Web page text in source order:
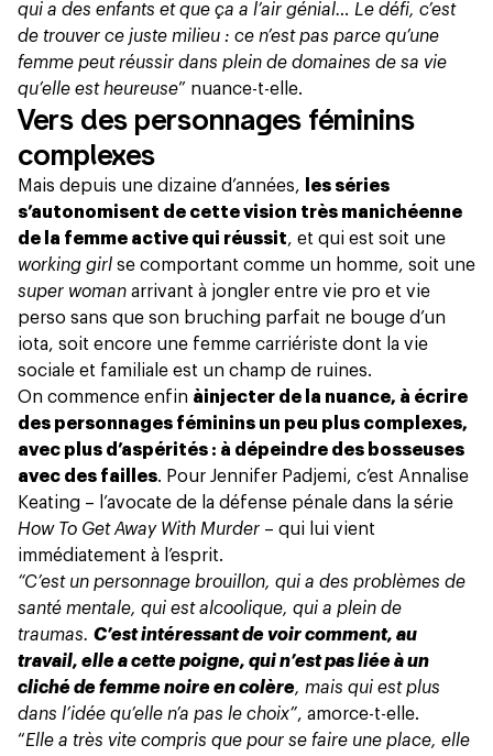
qui a des enfants et que ça a l’air génial… Le défi, c’est
de trouver ce juste milieu : ce n’est pas parce qu’une
femme peut réussir dans plein de domaines de sa vie
qu’elle est heureuse” nuance-t-elle.
Vers des personnages féminins
complexes
Mais depuis une dizaine d’années,
les séries
s’autonomisent de cette vision très manichéenne
de la femme active qui réussit, et qui est soit une
working girl se comportant comme un homme, soit une
super woman arrivant à jongler entre vie pro et vie
perso sans que son bruching parfait ne bouge d’un
iota, soit encore une femme carriériste dont la vie
sociale et familiale est un champ de ruines.
On commence enfin àinjecter de la nuance, à écrire
des personnages féminins un peu plus complexes,
avec plus d’aspérités : à dépeindre des bosseuses
avec des failles. Pour Jennifer Padjemi, c’est Annalise
Keating –
l’avocate de la défense pénale dans la série
How To Get Away With Murder – qui lui vient
immédiatement à l’esprit.
“C’est un personnage brouillon, qui a des problèmes de
santé mentale, qui est alcoolique, qui a plein de
traumas. C’est intéressant de voir comment, au
travail, elle a cette poigne, qui n’est pas liée à un
cliché de femme noire en colère, mais qui est plus
dans l’idée qu’elle n’a pas le choix”, amorce-t-elle.
“Elle a très vite compris que pour se faire une place, elle